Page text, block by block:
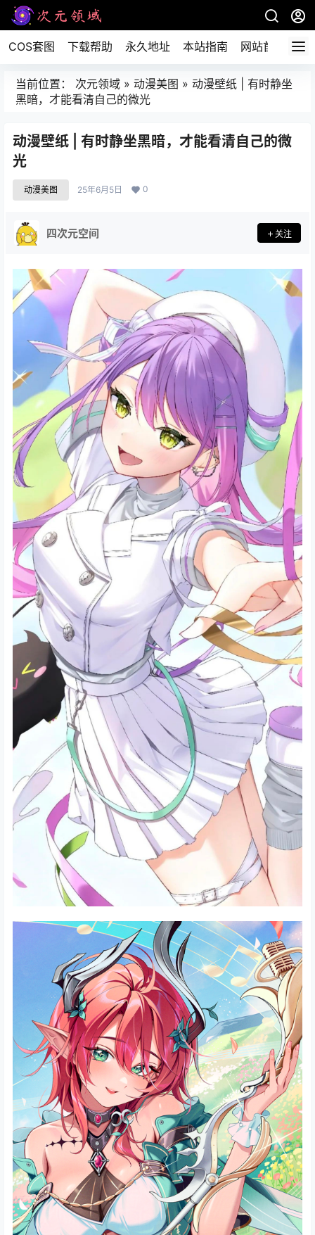
COS套图 下载帮助 永久地址 本站指南 网站首页
当前位置： 次元领域 » 动漫美图 » 动漫壁纸 | 有时静坐
黑暗，才能看清自己的微光
动漫壁纸 | 有时静坐黑暗，才能看清自己的微
光
动漫美图 25年6月5日 0
四次元空间 关注